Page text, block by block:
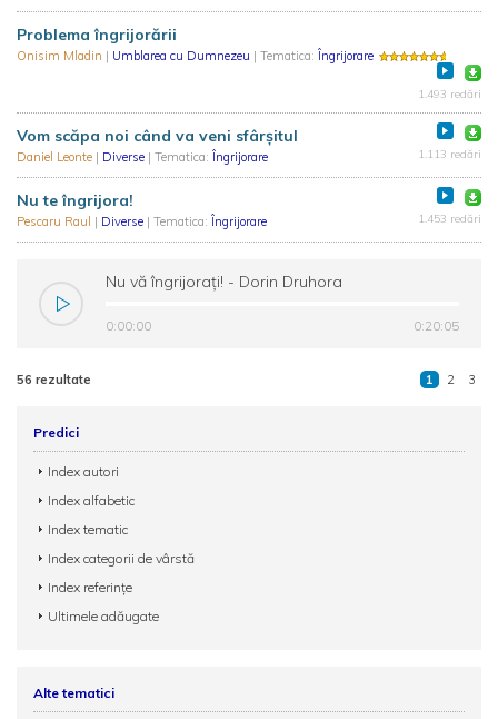
Problema îngrijorării
Onisim Mladin | Umblarea cu Dumnezeu | Tematica: Îngrijorare
1.493 redări
Vom scăpa noi când va veni sfârşitul
Daniel Leonte | Diverse | Tematica: Îngrijorare 1.113 redări
Nu te îngrijora!
Pescaru Raul | Diverse | Tematica: Îngrijorare 1.453 redări
Nu vă îngrijorați! - Dorin Druhora
0:00:00 0:20:05
56 rezultate 1 2 3
Predici
Index autori
Index alfabetic
Index tematic
Index categorii de vârstă
Index referințe
Ultimele adăugate
Alte tematici